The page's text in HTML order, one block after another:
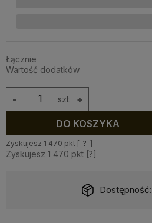
Łącznie
Wartość dodatków
szt. +
-
DO KOSZYKA
Zyskujesz 1 470 pkt [ ? ]
Zyskujesz 1 470 pkt [?]
Dostępność: